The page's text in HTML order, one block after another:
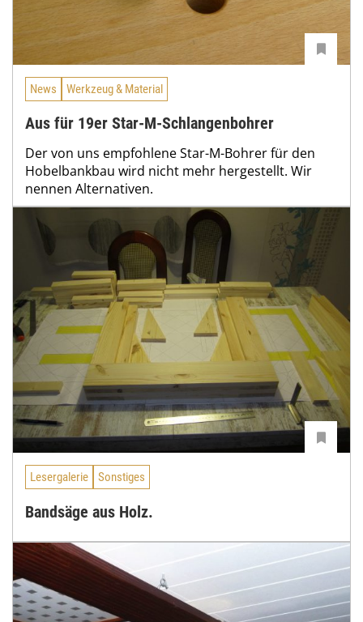
News Werkzeug & Material
Aus für 19er Star-M-Schlangenbohrer
Der von uns empfohlene Star-M-Bohrer für den
Hobelbankbau wird nicht mehr hergestellt. Wir
nennen Alternativen.
Lesergalerie Sonstiges
Bandsäge aus Holz.